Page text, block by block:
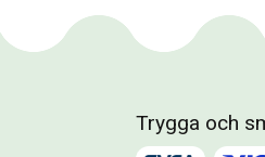
Trygga och